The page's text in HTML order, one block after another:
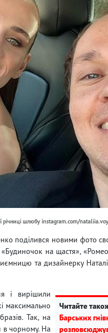
річниці шлюбу instagram.com/
поділився новими фото
«Будиночок на щастя»,
та дизайнерку
Читайте
Барських
і вирішили
максимально
Так, на
в чорному. На